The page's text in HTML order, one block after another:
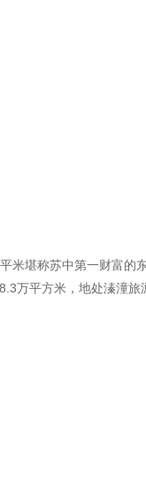
堪称苏中第一财富
万平方米，地处溱潼